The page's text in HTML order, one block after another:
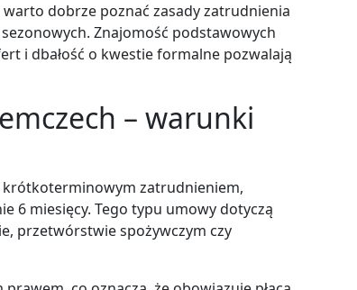
dobrze poznać zasady zatrudnienia
Znajomość podstawowych
i dbałość o kwestie formalne pozwalają
– warunki
krótkoterminowym zatrudnieniem,
6 miesięcy. Tego typu umowy dotyczą
przetwórstwie spożywczym czy